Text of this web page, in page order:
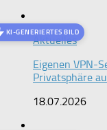
KI-GENERIERTES BILD
Aktuelles
Eigenen VPN-
Privatsphäre
18.07.2026